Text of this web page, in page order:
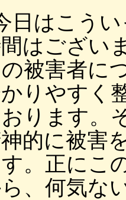
日はこう
はござい
被害者に
りやすく
ります。
的に被害
す。正にこ
、何気な